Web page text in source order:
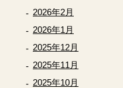
2026年2月
2026年1月
2025年12月
2025年11月
2025年10月